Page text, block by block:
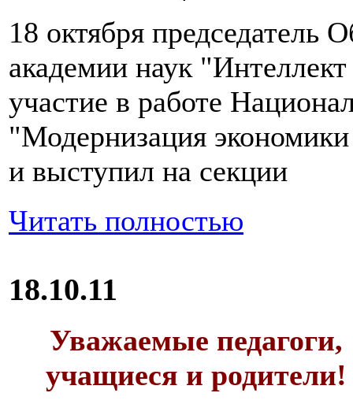
18 октября
академии наук
участие в работе
"Модернизация
и выступил на секции
Читать полностью
18.10.11
Уважаемые педагоги,
учащиеся и родители!